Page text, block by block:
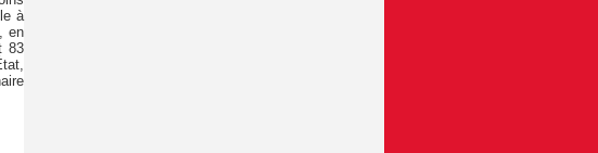
à
en
83